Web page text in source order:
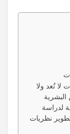
لا تُعد ولا
لدراسة
نظريات